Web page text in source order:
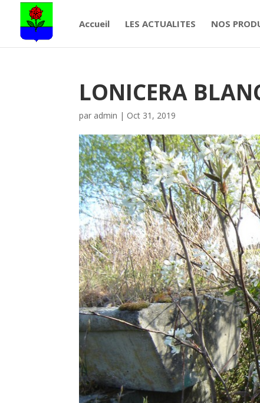
Accueil LES ACTUALITES NOS
LONICERA
par admin | Oct 31, 2019